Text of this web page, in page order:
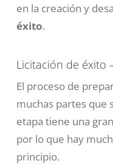
en la creación y
éxito.
Licitación de éxito
El proceso de
muchas partes que
etapa tiene una
por lo que hay
principio.